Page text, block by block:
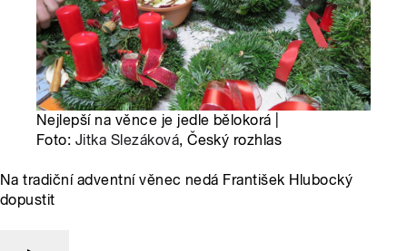
Nejlepší na věnce je jedle bělokorá |
Foto: Jitka Slezáková, Český rozhlas
Na tradiční adventní věnec nedá František Hlubocký
dopustit